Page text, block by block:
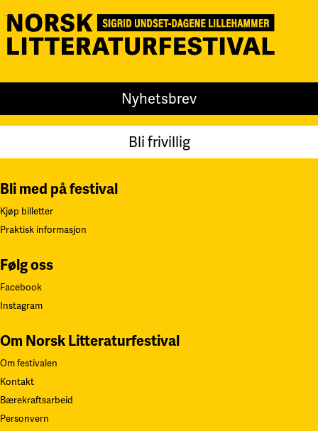
Nyhetsbrev
Bli frivillig
Bli med på festival
Kjøp billetter
Praktisk informasjon
Følg oss
Facebook
Instagram
Om Norsk Litteraturfestival
Om festivalen
Kontakt
Bærekraftsarbeid
Personvern